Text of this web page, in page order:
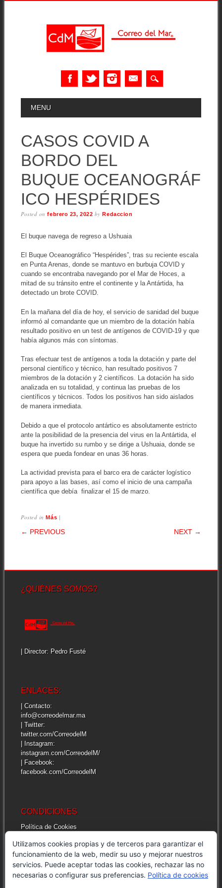
MAIN MENU
MENU
CASOS COVID A
BORDO DEL
BUQUE OCEANOGRÁF
ICO HESPÉRIDES
Posted onfebrero 23, 2022 byRedaccion
El buque navega de regreso a Ushuaia
El Buque Oceanográfico “Hespérides”, tras su reciente escala
en Punta Arenas, donde se mantuvo en burbuja COVID y
cuando se encontraba navegando por el Mar de Hoces, a
mitad de su tránsito entre el continente y la Antártida, ha
detectado un brote COVID.
En la mañana del día de hoy, el servicio de sanidad del buque
informó al comandante que un miembro de la dotación había
resultado positivo en un test de antígenos de COVID-19 y que
había algunos más con síntomas.
Tras efectuar test de antígenos a toda la dotación y parte del
personal científico y técnico, han resultado positivos 7
miembros de la dotación y 2 científicos. La dotación ha sido
analizada en su totalidad, y continua las pruebas de los
científicos y técnicos. Todos los positivos han sido aislados
de manera inmediata.
Debido a que el protocolo antártico es absolutamente estricto
ante la posibilidad de la presencia del virus en la Antártida, el
buque ha invertido su rumbo y se dirige a Ushuaia, donde se
espera que pueda fondear en unas 36 horas.
La actividad prevista para el barco era de carácter logístico
para apoyo a las bases, así como el inicio de una campaña
científica que debía finalizar el 15 de marzo.
Posted inMás |
POST NAVIGATION
← PREVIOUS NEXT →
¿QUIÉNES SOMOS?
| Director: Pedro Fusté
ENLACES:
| Contacto:
info@correodelmar.ma
| Twitter:
twitter.com/CorreodelM
| Instagram:
instagram.com/CorreodelM/
| Facebook:
facebook.com/CorreodelM
CONDICIONES
Política de Cookies
Cuestiones legales de interés
INFORMACIÓN GENERAL
Utilizamos cookies propias y de terceros para garantizar el
funcionamiento de la web, medir su uso y mejorar nuestros
servicios. Puede aceptar todas las cookies, rechazar las no
necesarias o configurar sus preferencias. Política de cookies